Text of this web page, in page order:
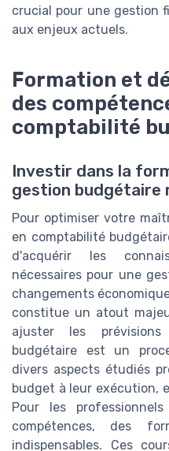
crucial pour une gestion
aux enjeux actuels.
Formation et
des
comptabilité
Investir dans la
gestion budgétaire
Pour optimiser votre
en comptabilité
d'acquérir les
nécessaires pour une
changements
constitue un atout
ajuster les
budgétaire est un
divers aspects étudiés
budget à leur exécution,
Pour les
compétences, des
indispensables. Ces